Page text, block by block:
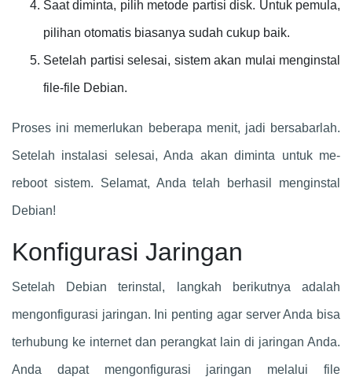
Saat diminta, pilih metode partisi disk. Untuk pemula,
pilihan otomatis biasanya sudah cukup baik.
Setelah partisi selesai, sistem akan mulai menginstal
file-file Debian.
Proses ini memerlukan beberapa menit, jadi bersabarlah.
Setelah instalasi selesai, Anda akan diminta untuk me-
reboot sistem. Selamat, Anda telah berhasil menginstal
Debian!
Konfigurasi Jaringan
Setelah Debian terinstal, langkah berikutnya adalah
mengonfigurasi jaringan. Ini penting agar server Anda bisa
terhubung ke internet dan perangkat lain di jaringan Anda.
Anda dapat mengonfigurasi jaringan melalui file